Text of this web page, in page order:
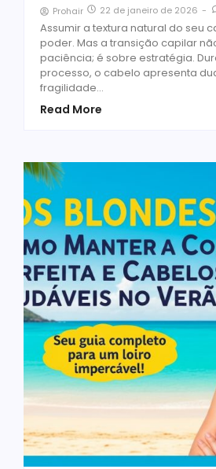
Prohair 22 de janeiro de 2026 -
Assumir a textura natural do seu
poder. Mas a transição capilar
paciência; é sobre estratégia.
processo, o cabelo apresenta
fragilidade…
Read More